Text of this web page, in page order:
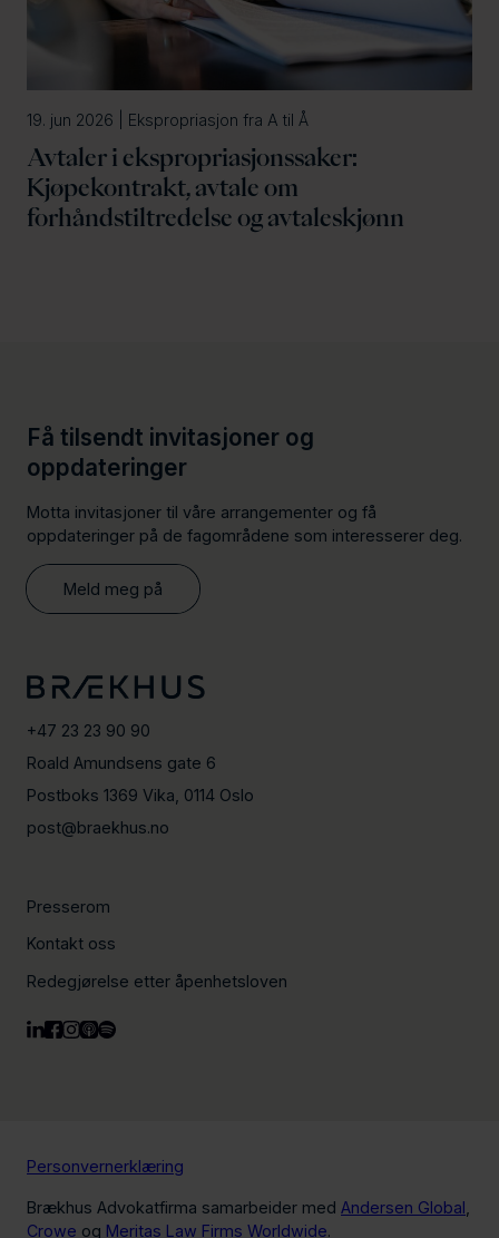
19. jun 2026 | Ekspropriasjon fra A til Å
Avtaler i ekspropriasjonssaker:
Kjøpekontrakt, avtale om
forhåndstiltredelse og avtaleskjønn
Få tilsendt invitasjoner og
oppdateringer
Motta invitasjoner til våre arrangementer og få
oppdateringer på de fagområdene som interesserer deg.
Meld meg på
+47 23 23 90 90
Roald Amundsens gate 6
Postboks 1369 Vika, 0114 Oslo
post@braekhus.no
Presserom
Kontakt oss
Redegjørelse etter åpenhetsloven
Personvernerklæring
Brækhus Advokatfirma samarbeider med Andersen Global
Crowe og Meritas Law Firms Worldwide.